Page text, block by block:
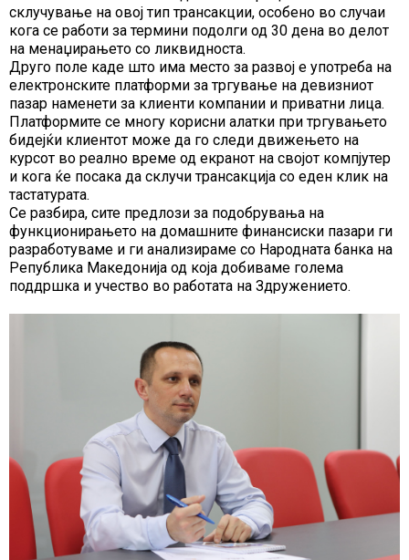
склучување на овој тип трансакции, особено во случаи
кога се работи за термини подолги од 30 дена во делот
на менаџирањето со ликвидноста.
Друго поле каде што има место за развој е употреба на
електронските платформи за тргување на девизниот
пазар наменети за клиенти компании и приватни лица.
Платформите се многу корисни алатки при тргувањето
бидејќи клиентот може да го следи движењето на
курсот во реално време од екранот на својот компјутер
и кога ќе посака да склучи трансакција со еден клик на
тастатурата.
Се разбира, сите предлози за подобрувања на
функционирањето на домашните финансиски пазари ги
разработуваме и ги анализираме со Народната банка на
Република Македонија од која добиваме голема
поддршка и учество во работата на Здружението.